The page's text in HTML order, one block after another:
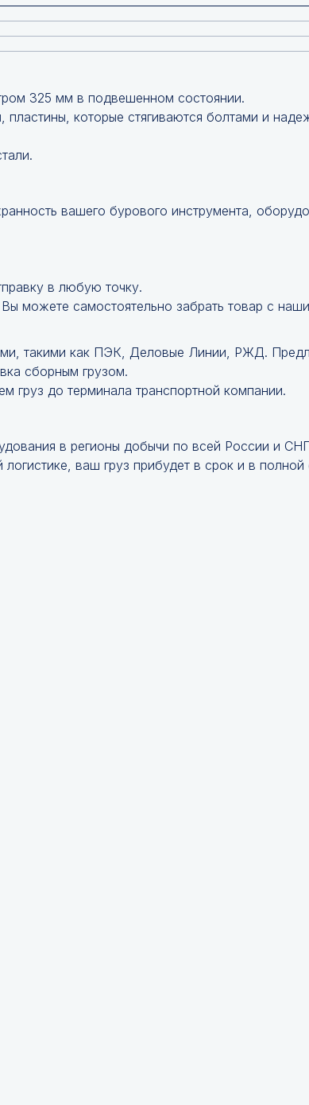
325 мм в подвешенном состоянии.
которые стягиваются болтами и
вашего бурового инструмента,
в любую точку.
Вы можете самостоятельно забрать товар с
такими как ПЭК, Деловые Линии, РЖД.
сборным грузом.
груз до терминала транспортной компании.
в регионы добычи по всей России и
ваш груз прибудет в срок и в полной